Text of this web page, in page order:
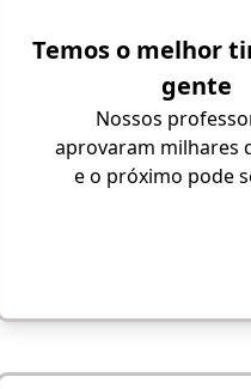
Temos o melhor
gente
Nossos
aprovaram milhares
e o próximo pode